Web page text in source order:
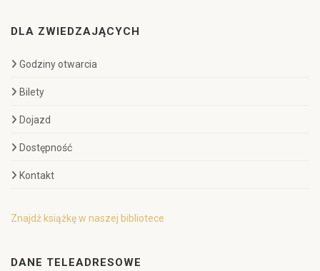
DLA ZWIEDZAJĄCYCH
Godziny otwarcia
Bilety
Dojazd
Dostępność
Kontakt
Znajdź książkę w naszej bibliotece
DANE TELEADRESOWE